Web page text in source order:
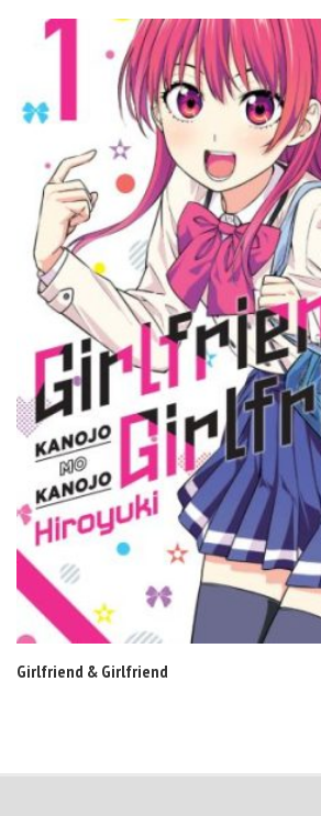
Girlfriend & Girlfriend